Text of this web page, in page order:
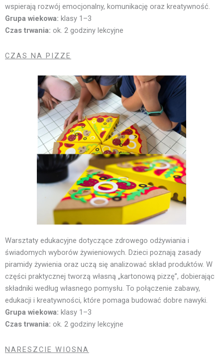
wspierają rozwój emocjonalny, komunikację oraz kreatywność.
Grupa wiekowa: klasy 1–3
Czas trwania: ok. 2 godziny lekcyjne
CZAS NA PIZZE
Warsztaty edukacyjne dotyczące zdrowego odżywiania i
świadomych wyborów żywieniowych. Dzieci poznają zasady
piramidy żywienia oraz uczą się analizować skład produktów. W
części praktycznej tworzą własną „kartonową pizzę”, dobierając
składniki według własnego pomysłu. To połączenie zabawy,
edukacji i kreatywności, które pomaga budować dobre nawyki.
Grupa wiekowa: klasy 1–3
Czas trwania: ok. 2 godziny lekcyjne
NARESZCIE WIOSNA